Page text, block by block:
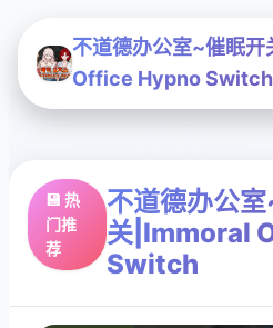
不道德办公室~催眠
Office Hypno Switch
💾 热
门推
荐
不道德办公
关|Immoral
Switch